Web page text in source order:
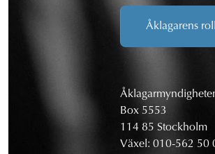
Åklagarens roll
Box 5553
114 85 Stockholm
Växel: 010-562 50